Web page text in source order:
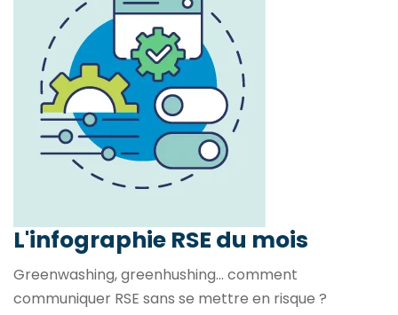
L'infographie RSE du mois
Greenwashing, greenhushing… comment
communiquer RSE sans se mettre en risque ?